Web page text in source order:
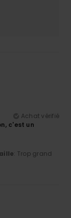
Achat vérifié
c'est un
: Trop grand